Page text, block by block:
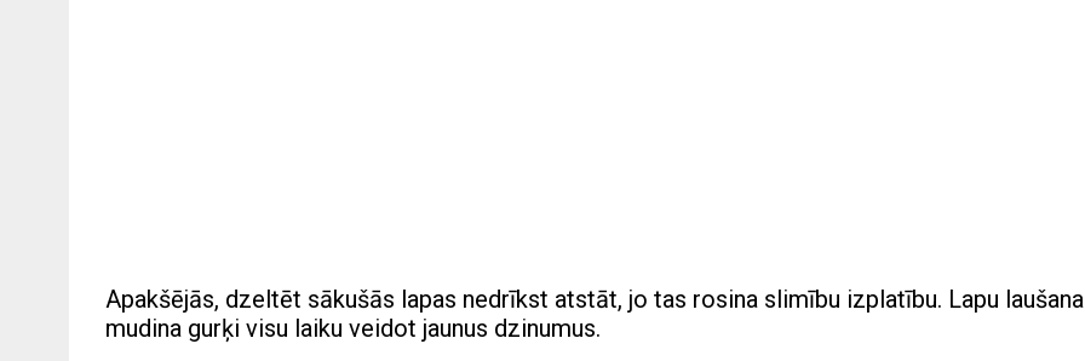
Apakšējās, dzeltēt sākušās lapas nedrīkst atstāt, jo tas rosina slimību izplatību. Lapu laušana
mudina gurķi visu laiku veidot jaunus dzinumus.